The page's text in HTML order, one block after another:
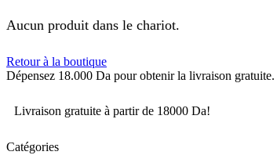
Aucun produit dans le chariot.
Retour à la boutique
Dépensez 18.000 Da pour obtenir la livraison gratuite.
Livraison gratuite à partir de 18000 Da!
Catégories